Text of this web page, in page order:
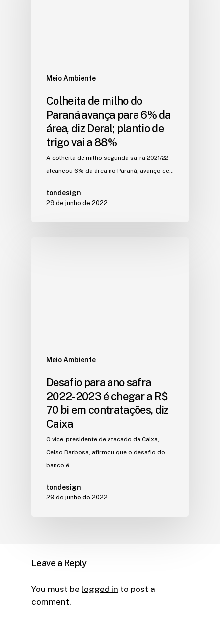
Meio Ambiente
Colheita de milho do
Paraná avança para 6% da
área, diz Deral; plantio de
trigo vai a 88%
A colheita de milho segunda safra 2021/22
alcançou 6% da área no Paraná, avanço de…
tondesign
29 de junho de 2022
Meio Ambiente
Desafio para ano safra
2022-2023 é chegar a R$
70 bi em contratações, diz
Caixa
O vice-presidente de atacado da Caixa,
Celso Barbosa, afirmou que o desafio do
banco é…
tondesign
29 de junho de 2022
Leave a Reply
You must be logged in to post a
comment.